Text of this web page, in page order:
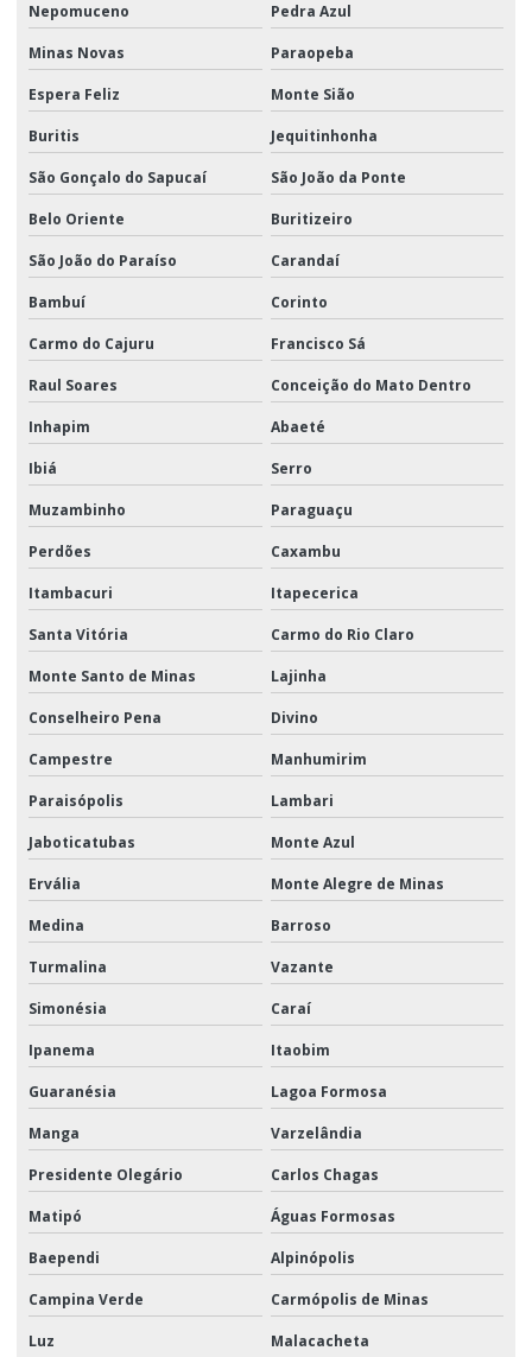
Nepomuceno Pedra Azul
Minas Novas Paraopeba
Espera Feliz Monte Sião
Buritis Jequitinhonha
São Gonçalo do Sapucaí São João da Ponte
Belo Oriente Buritizeiro
São João do Paraíso Carandaí
Bambuí Corinto
Carmo do Cajuru Francisco Sá
Raul Soares Conceição do Mato Dentro
Inhapim Abaeté
Ibiá Serro
Muzambinho Paraguaçu
Perdões Caxambu
Itambacuri Itapecerica
Santa Vitória Carmo do Rio Claro
Monte Santo de Minas Lajinha
Conselheiro Pena Divino
Campestre Manhumirim
Paraisópolis Lambari
Jaboticatubas Monte Azul
Ervália Monte Alegre de Minas
Medina Barroso
Turmalina Vazante
Simonésia Caraí
Ipanema Itaobim
Guaranésia Lagoa Formosa
Manga Varzelândia
Presidente Olegário Carlos Chagas
Matipó Águas Formosas
Baependi Alpinópolis
Campina Verde Carmópolis de Minas
Luz Malacacheta